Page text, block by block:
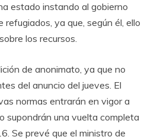
estado instando al gobierno
ya que, según él, ello
los recursos.
de anonimato, ya que no
del anuncio del jueves. El
normas entrarán en vigor a
supondrán una vuelta completa
Se prevé que el ministro de